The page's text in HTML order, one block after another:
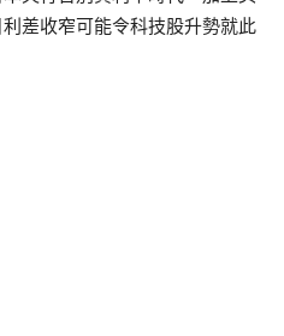
差收窄可能令科技股升勢就此